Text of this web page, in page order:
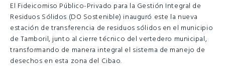
El Fideicomiso Público-Privado para la Gestión Integral de
Residuos Sólidos (DO Sostenible) inauguró este la nueva
estación de transferencia de residuos sólidos en el municipio
de Tamboril, junto al cierre técnico del vertedero municipal,
transformando de manera integral el sistema de manejo de
desechos en esta zona del Cibao.